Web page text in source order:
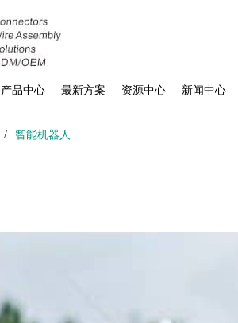
产品中心 最新方案 资源中心 新闻中心
/ 智能机器人